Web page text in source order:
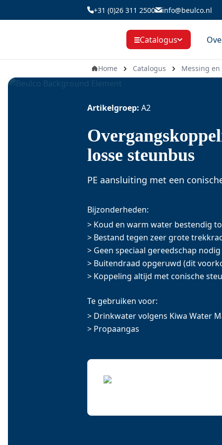
naar
+31 (0)26 311 2500 info@beulco.nl
Catalogus
Home Catalogus Messing
Artikelgroep: A2
losse steunbus
PE aansluiting met een
Bijzonderheden:
> Koud en warm water bestendig
> Bestand tegen zeer grote
> Geen speciaal gereedschap nodig
> Buitendraad opgeruwd (dit
> Koppeling altijd met conische
Te gebruiken voor:
> Drinkwater volgens Kiwa Water
> Propaangas